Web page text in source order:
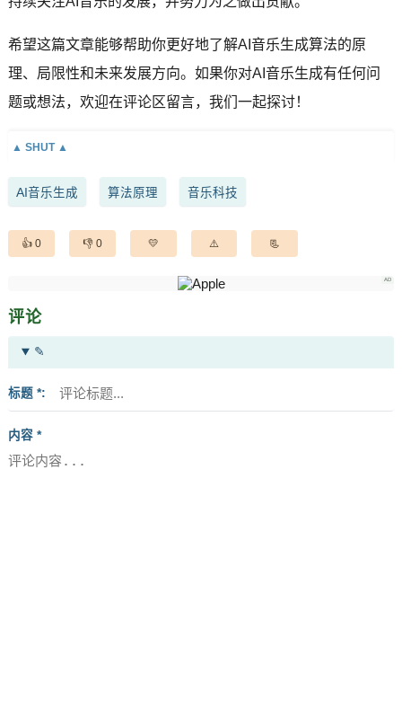
希望这篇文章能够帮助你更好地了解AI音乐生成算法的原
理、局限性和未来发展方向。如果你对AI音乐生成有任何问
题或想法，欢迎在评论区留言，我们一起探讨！
AI音乐生成 算法原理 音乐科技
0 0
评论
✎
标题 *
内容 *